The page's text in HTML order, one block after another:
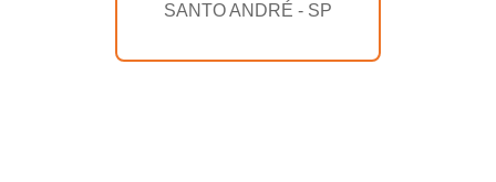
SANTO ANDRÉ - SP